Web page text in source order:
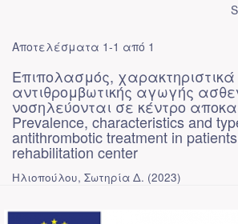
Αποτελέσματα 1-1 από 1
Επιπολασμός, χαρακτηριστικά
αντιθρομβωτικής αγωγής
νοσηλεύονται σε κέντρο
Prevalence, characteristics and
antithrombotic treatment in
rehabilitation center
Ηλιοπούλου, Σωτηρία Δ. (2023)